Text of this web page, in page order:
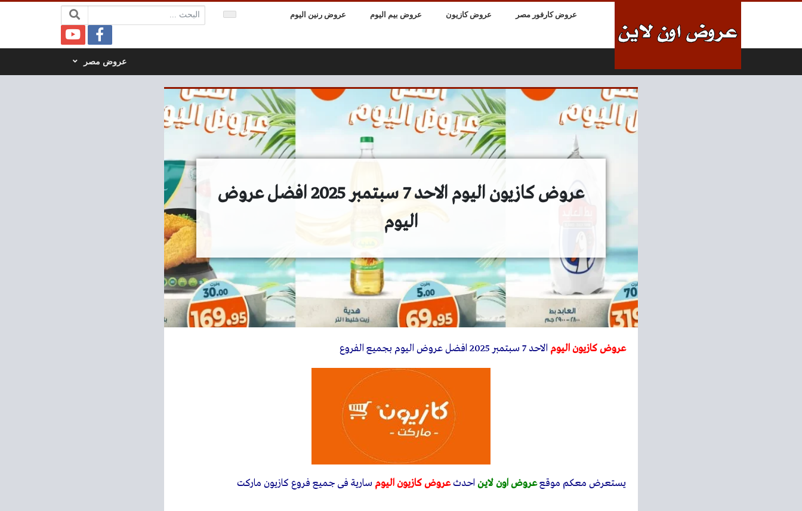
عروض كارفور مصر عروض كازيون عروض بيم اليوم عروض رنين اليوم البحث:
عروض مصر
عروض كازيون اليوم الاحد 7 سبتمبر 2025 افضل عروض
اليوم
عروض كازيون اليوم الاحد 7 سبتمبر 2025 افضل عروض اليوم بجميع الفروع
يستعرض معكم موقععروض اون لاين احدثعروض كازيون اليوم سارية فى جميع فروع كازيون ماركت